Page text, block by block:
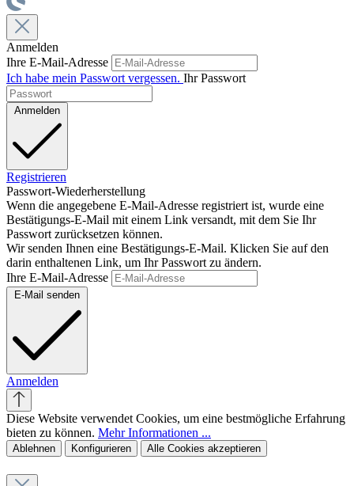
Anmelden
Ihre E-Mail-Adresse
Ich habe mein Passwort vergessen. Ihr Passwort
Anmelden
Registrieren
Passwort-Wiederherstellung
Wenn die angegebene E-Mail-Adresse registriert ist, wurde eine
Bestätigungs-E-Mail mit einem Link versandt, mit dem Sie Ihr
Passwort zurücksetzen können.
Wir senden Ihnen eine Bestätigungs-E-Mail. Klicken Sie auf den
darin enthaltenen Link, um Ihr Passwort zu ändern.
Ihre E-Mail-Adresse
E-Mail senden
Anmelden
Diese Website verwendet Cookies, um eine bestmögliche Erfahrung
bieten zu können. Mehr Informationen ...
Ablehnen Konfigurieren Alle Cookies akzeptieren